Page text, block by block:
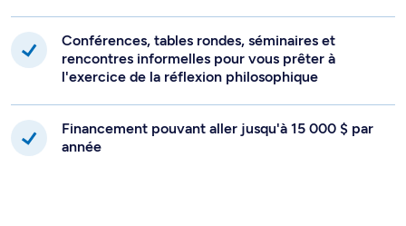
Conférences, tables rondes, séminaires et
rencontres informelles pour vous prêter à
l'exercice de la réflexion philosophique
Financement pouvant aller jusqu'à 15 000 $ par
année